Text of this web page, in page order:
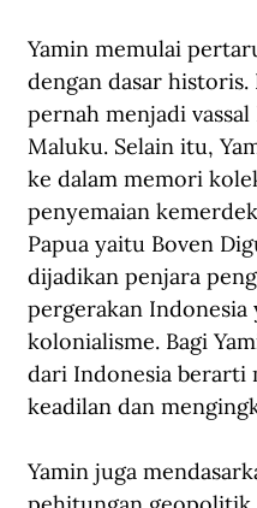
Yamin memulai
dengan dasar historis.
pernah menjadi
Maluku. Selain itu,
ke dalam memori
penyemaian
Papua yaitu Boven
dijadikan penjara
pergerakan Indonesia
kolonialisme. Bagi
dari Indonesia berarti
keadilan dan
Yamin juga